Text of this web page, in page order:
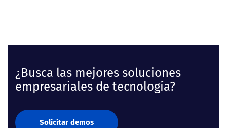
¿Busca las mejores soluciones
empresariales de tecnología?
Solicitar demos